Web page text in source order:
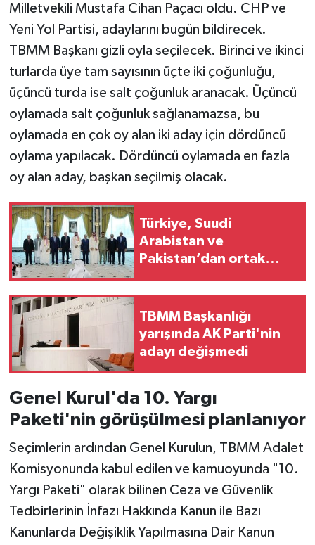
Milletvekili Mustafa Cihan Paçacı oldu. CHP ve
Yeni Yol Partisi, adaylarını bugün bildirecek.
TBMM Başkanı gizli oyla seçilecek. Birinci ve ikinci
turlarda üye tam sayısının üçte iki çoğunluğu,
üçüncü turda ise salt çoğunluk aranacak. Üçüncü
oylamada salt çoğunluk sağlanamazsa, bu
oylamada en çok oy alan iki aday için dördüncü
oylama yapılacak. Dördüncü oylamada en fazla
oy alan aday, başkan seçilmiş olacak.
Türkiye, Suudi
Arabistan ve
Pakistan’dan ortak
TBMM Başkanlığı
yarışında AK Parti'nin
adayı değişmedi
Genel Kurul'da 10. Yargı
Paketi'nin görüşülmesi planlanıyor
Seçimlerin ardından Genel Kurulun, TBMM Adalet
Komisyonunda kabul edilen ve kamuoyunda "10.
Yargı Paketi" olarak bilinen Ceza ve Güvenlik
Tedbirlerinin İnfazı Hakkında Kanun ile Bazı
Kanunlarda Değişiklik Yapılmasına Dair Kanun